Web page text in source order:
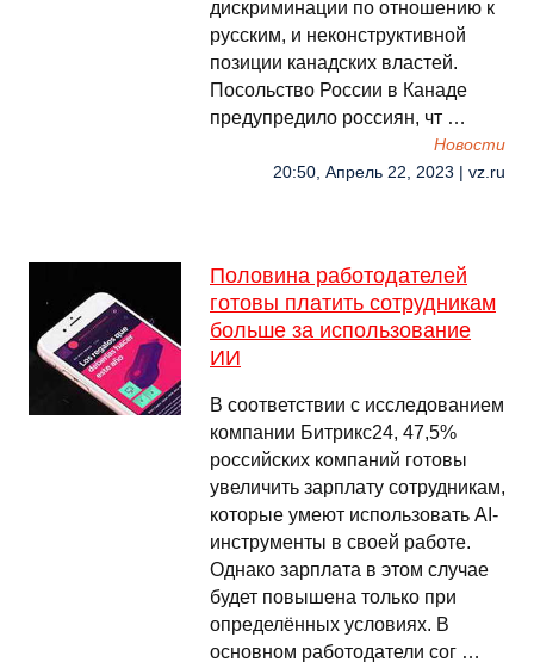
дискриминации по отношению к
русским, и неконструктивной
позиции канадских властей.
Посольство России в Канаде
предупредило россиян, чт …
Новости
20:50, Апрель 22, 2023 | vz.ru
Половина работодателей
готовы платить сотрудникам
больше за использование
ИИ
В соответствии с исследованием
компании Битрикс24, 47,5%
российских компаний готовы
увеличить зарплату сотрудникам,
которые умеют использовать AI-
инструменты в своей работе.
Однако зарплата в этом случае
будет повышена только при
определённых условиях. В
основном работодатели сог …